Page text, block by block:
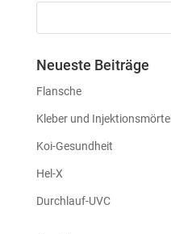
Neueste Beiträge
Flansche
Kleber und Injektionsmörtel
Koi-Gesundheit
Hel-X
Durchlauf-UVC